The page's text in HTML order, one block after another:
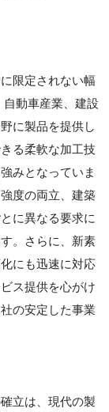
限定されない幅
動車産業、建設
に製品を提供し
る柔軟な加工技
みとなっていま
度の両立、建築
に異なる要求に
。さらに、新素
にも迅速に対応
ス提供を心がけ
の安定した事業
立は、現代の製